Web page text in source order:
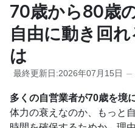
70歳から80歳
自由に動き回
は
最終更新日:2026年07月15日
多くの自営業者が70歳を境
体力の衰えなのか、もっと